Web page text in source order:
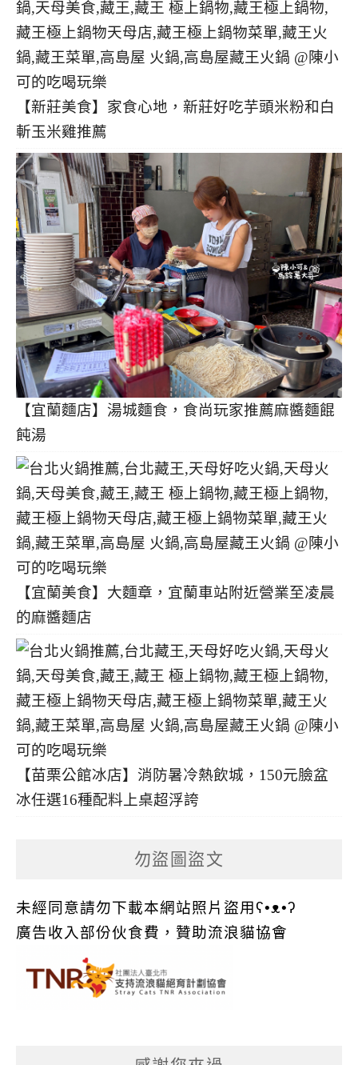
【新莊美食】家食心地，新莊好吃芋頭米粉和白
斬玉米雞推薦
【宜蘭麵店】湯城麵食，食尚玩家推薦麻醬麵餛
飩湯
【宜蘭美食】大麵章，宜蘭車站附近營業至凌晨
的麻醬麵店
【苗栗公館冰店】消防暑冷熱飲城，150元臉盆
冰任選16種配料上桌超浮誇
勿盜圖盜文
未經同意請勿下載本網站照片盜用ʕ•ᴥ•ʔ
廣告收入部份伙食費，贊助流浪貓協會